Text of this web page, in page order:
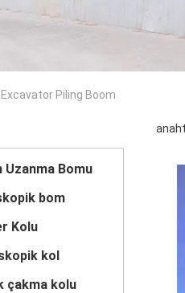
Excavator Piling Boom
Uzanma Bomu
bom
Kolu
kol
çakma kolu